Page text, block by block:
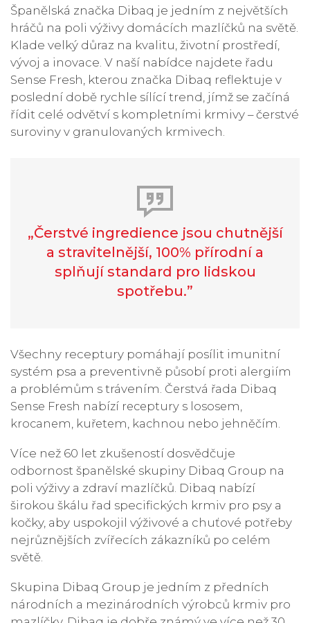
Španělská značka Dibaq je jedním z největších
hráčů na poli výživy domácích mazlíčků na světě.
Klade velký důraz na kvalitu, životní prostředí,
vývoj a inovace. V naší nabídce najdete řadu
Sense Fresh, kterou značka Dibaq reflektuje v
poslední době rychle sílící trend, jímž se začíná
řídit celé odvětví s kompletními krmivy – čerstvé
suroviny v granulovaných krmivech.
„Čerstvé ingredience jsou chutnější
a stravitelnější, 100% přírodní a
splňují standard pro lidskou
spotřebu.”
Všechny receptury pomáhají posílit imunitní
systém psa a preventivně působí proti alergiím
a problémům s trávením. Čerstvá řada Dibaq
Sense Fresh nabízí receptury s lososem,
krocanem, kuřetem, kachnou nebo jehněčím.
Více než 60 let zkušeností dosvědčuje
odbornost španělské skupiny Dibaq Group na
poli výživy a zdraví mazlíčků. Dibaq nabízí
širokou škálu řad specifických krmiv pro psy a
kočky, aby uspokojil výživové a chuťové potřeby
nejrůznějších zvířecích zákazníků po celém
světě.
Skupina Dibaq Group je jedním z předních
národních a mezinárodních výrobců krmiv pro